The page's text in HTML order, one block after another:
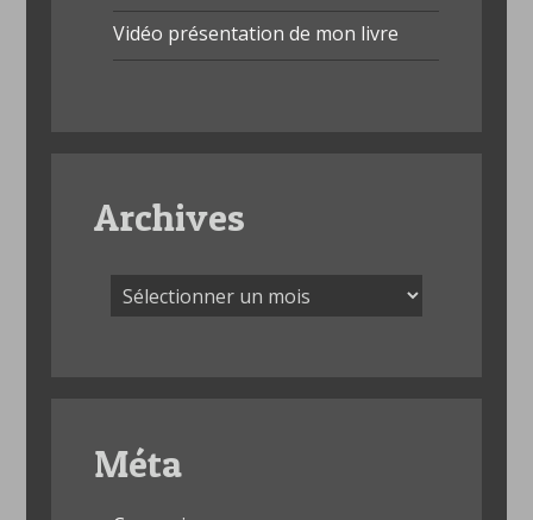
Vidéo présentation de mon livre
Archives
Archives
Méta